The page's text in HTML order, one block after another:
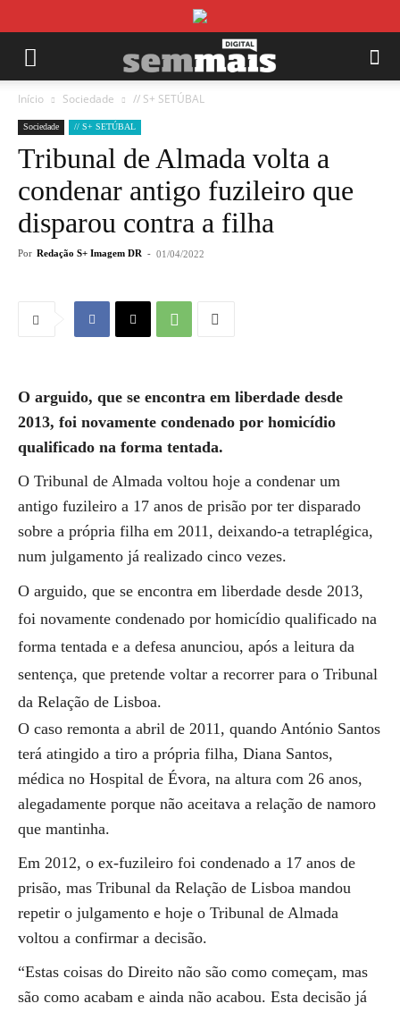
Início Sociedade // S+ SETÚBAL
Sociedade // S+ SETÚBAL
Tribunal de Almada volta a
condenar antigo fuzileiro que
disparou contra a filha
Por Redação S+ Imagem DR - 01/04/2022
O arguido, que se encontra em liberdade desde
2013, foi novamente condenado por homicídio
qualificado na forma tentada.
O Tribunal de Almada voltou hoje a condenar um
antigo fuzileiro a 17 anos de prisão por ter disparado
sobre a própria filha em 2011, deixando-a tetraplégica,
num julgamento já realizado cinco vezes.
O arguido, que se encontra em liberdade desde 2013,
foi novamente condenado por homicídio qualificado na
forma tentada e a defesa anunciou, após a leitura da
sentença, que pretende voltar a recorrer para o Tribunal
da Relação de Lisboa.
O caso remonta a abril de 2011, quando António Santos
terá atingido a tiro a própria filha, Diana Santos,
médica no Hospital de Évora, na altura com 26 anos,
alegadamente porque não aceitava a relação de namoro
que mantinha.
Em 2012, o ex-fuzileiro foi condenado a 17 anos de
prisão, mas Tribunal da Relação de Lisboa mandou
repetir o julgamento e hoje o Tribunal de Almada
voltou a confirmar a decisão.
“Estas coisas do Direito não são como começam, mas
são como acabam e ainda não acabou. Esta decisão já